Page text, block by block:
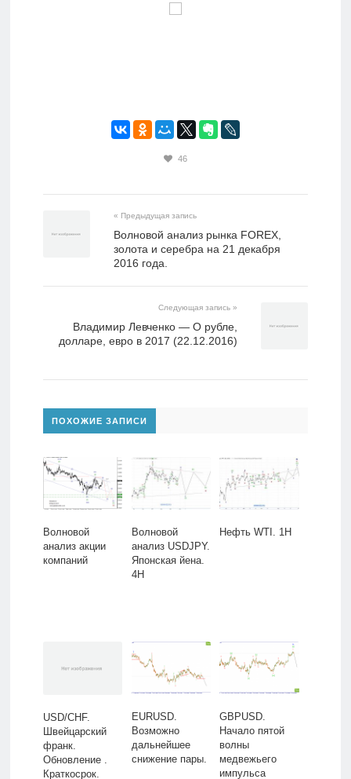
46
« Предыдущая запись
Волновой анализ рынка FOREX,
золота и серебра на 21 декабря
2016 года.
Следующая запись »
Владимир Левченко — О рубле,
долларе, евро в 2017 (22.12.2016)
ПОХОЖИЕ ЗАПИСИ
Волновой
анализ акции
компаний
Волновой
анализ USDJPY.
Японская йена.
4H
Нефть WTI. 1H
USD/CHF.
Швейцарский
франк.
Обновление .
Краткосрок.
EURUSD.
Возможно
дальнейшее
снижение пары.
GBPUSD.
Начало пятой
волны
медвежьего
импульса